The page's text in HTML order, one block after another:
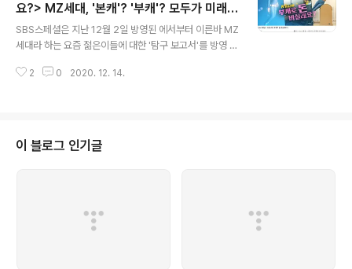
비 트렌드조차 변화했는가가 촛점이다. 운동화도 투자가
된다. 2017년 20만원이던 운동화가 800만원이 됐다. 사
서 신고 닳으면 버리던 소모품인 줄 알았던 운동화로 투자
를 한다. 바로 오세건 씨다. 한정판 플랫폼을 운영중이다.
리셀, 정가보다 비싸게 팔리는 희소성 있는 한정판 제품을
요?> MZ세대, '본캐'? '부캐'? 모두가 미래의
'나'를 위한 투자
SBS스페셜은 지난 12월 2일 방영된 에서부터 이른바 MZ
세대라 하는 요즘 젊은이들에 대한 '탐구 보고서'를 방영 중
분석하였다. 이어진 12월 14일 방영된 에서는 최근 유행어
합친 세대를 뜻하는 말이다. X세대 처럼 2020년대의 젊은
이들을 대표하는 단어이다. 이 MZ 세대를 중심으로 '부캐
2 0 2020. 12. 14.
이 블로그 인기글